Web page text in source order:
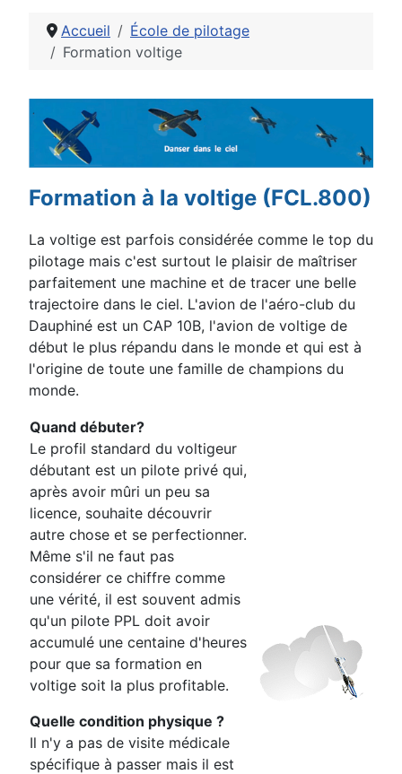
Accueil
École de pilotage
Formation voltige
Détails
Formation à la voltige (FCL.800)
La voltige est parfois considérée comme le top du
pilotage mais c'est surtout le plaisir de maîtriser
parfaitement une machine et de tracer une belle
trajectoire dans le ciel. L'avion de l'aéro-club du
Dauphiné est un CAP 10B, l'avion de voltige de
début le plus répandu dans le monde et qui est à
l'origine de toute une famille de champions du
monde.
Quand débuter?
Le profil standard du voltigeur
débutant est un pilote privé qui,
après avoir mûri un peu sa
licence, souhaite découvrir
autre chose et se perfectionner.
Même s'il ne faut pas
considérer ce chiffre comme
une vérité, il est souvent admis
qu'un pilote PPL doit avoir
accumulé une centaine d'heures
pour que sa formation en
voltige soit la plus profitable.
Quelle condition physique ?
Il n'y a pas de visite médicale
spécifique à passer mais il est